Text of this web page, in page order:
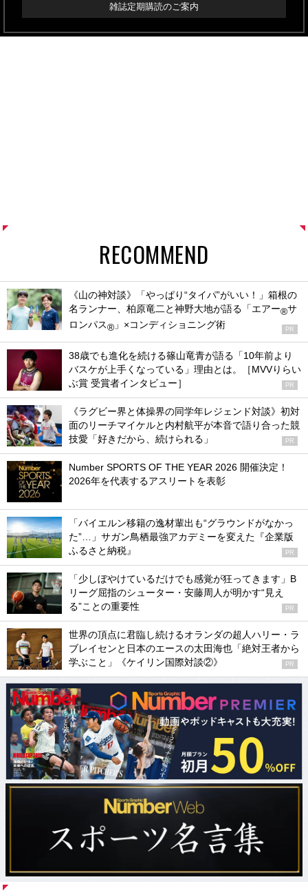
雑誌定期購読のご案内
RECOMMEND
《山の神対談》「やっぱり“タイパ”がいい！」箱根の
名ランナー、柏原竜二と神野大地が語る「エアー®サ
ロンパス® 」×コンディショニング術 PR
38歳でも進化を続ける篠山竜青が語る「10年前より
バスケが上手くなっている」理由とは。［MVVりらい
ぶ賞 受賞者インタビュー］
PR
《ラグビー界と体操界の同学年レジェンド対談》初対
面のリーチマイケルと内村航平が本音で語り合った競
技愛「好きだから、続けられる」
PR
Number SPORTS OF THE YEAR 2026 開催決定！
2026年を代表するアスリートを表彰
「バイエルン移籍の逸材輩出も“グラウンドがなかっ
た”…」サガン鳥栖最強アカデミーを変えた『企業版
ふるさと納税』
PR
「少しぼやけているだけでも感覚が狂ってきます」B
リーグ屈指のシューター・安藤周人が明かす“見え
る”ことの重要性
PR
世界の頂点に君臨し続けるオランダの超人ハリー・ラ
ブレイセンと日本のエースの太田海也「絶対王者から
学ぶこと」《ケイリン国際対談②》
PR